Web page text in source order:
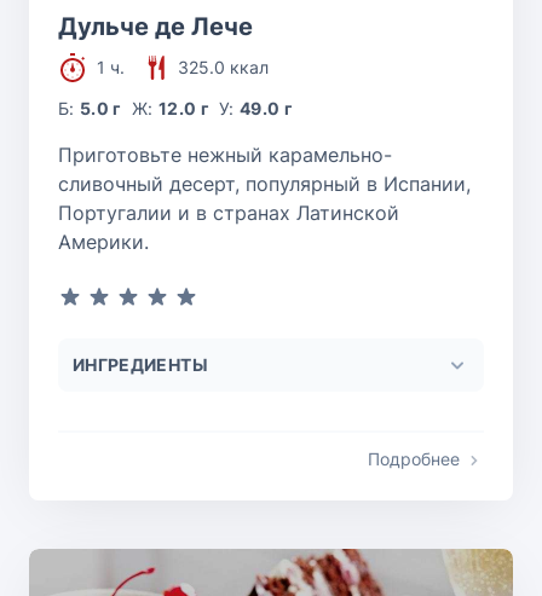
Дульче де Лече
1 ч.
325.0 ккал
Б: 5.0 г Ж: 12.0 г У:49.0 г
Приготовьте нежный карамельно-
сливочный десерт, популярный в Испании,
Португалии и в странах Латинской
Америки.
ИНГРЕДИЕНТЫ
Подробнее